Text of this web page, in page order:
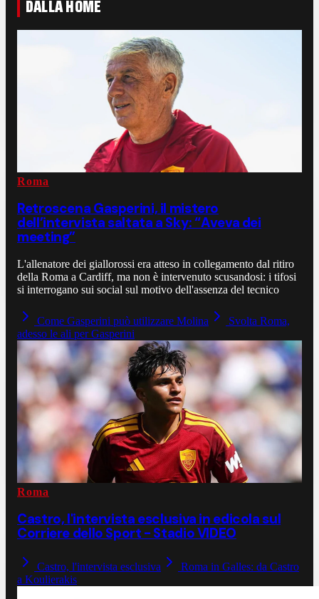
DALLA HOME
Roma
Retroscena Gasperini, il mistero
dell’intervista saltata a Sky: “Aveva dei
meeting”
L'allenatore dei giallorossi era atteso in collegamento dal ritiro
della Roma a Cardiff, ma non è intervenuto scusandosi: i tifosi
si interrogano sui social sul motivo dell'assenza del tecnico
Come Gasperini può utilizzare Molina
Svolta Roma,
adesso le ali per Gasperini
Roma
Castro, l'intervista esclusiva in edicola sul
Corriere dello Sport - Stadio VIDEO
Castro, l'intervista esclusiva
Roma in Galles: da Castro
a Koulierakis